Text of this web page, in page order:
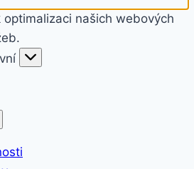
optimalizaci našich webových